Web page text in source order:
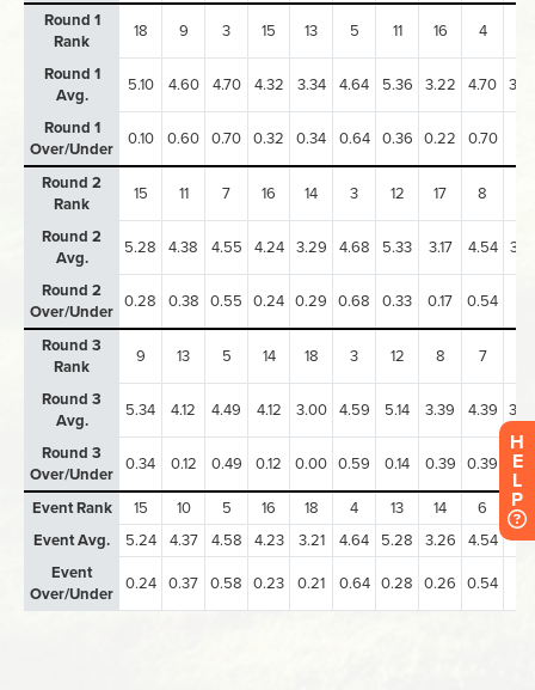
H
E
L
P